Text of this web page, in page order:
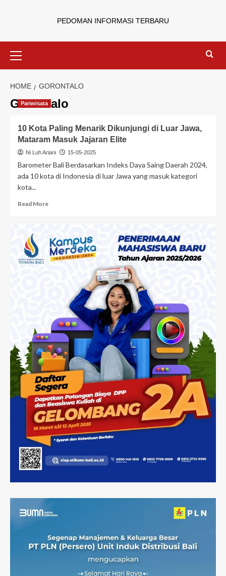
PEDOMAN INFORMASI TERBARU
HOME GORONTALO
Gorontalo
Pariwisata
10 Kota Paling Menarik Dikunjungi di Luar Jawa,
Mataram Masuk Jajaran Elite
Ni Luh Ariani 15-05-2025
Barometer Bali Berdasarkan Indeks Daya Saing Daerah 2024,
ada 10 kota di Indonesia di luar Jawa yang masuk kategori
kota...
Read More